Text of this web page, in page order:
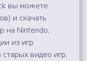
вы можете
и скачать
на Nintendo,
из игр
видео игр,